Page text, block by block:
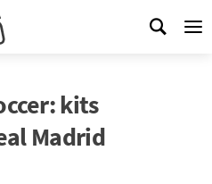
kits
Madrid